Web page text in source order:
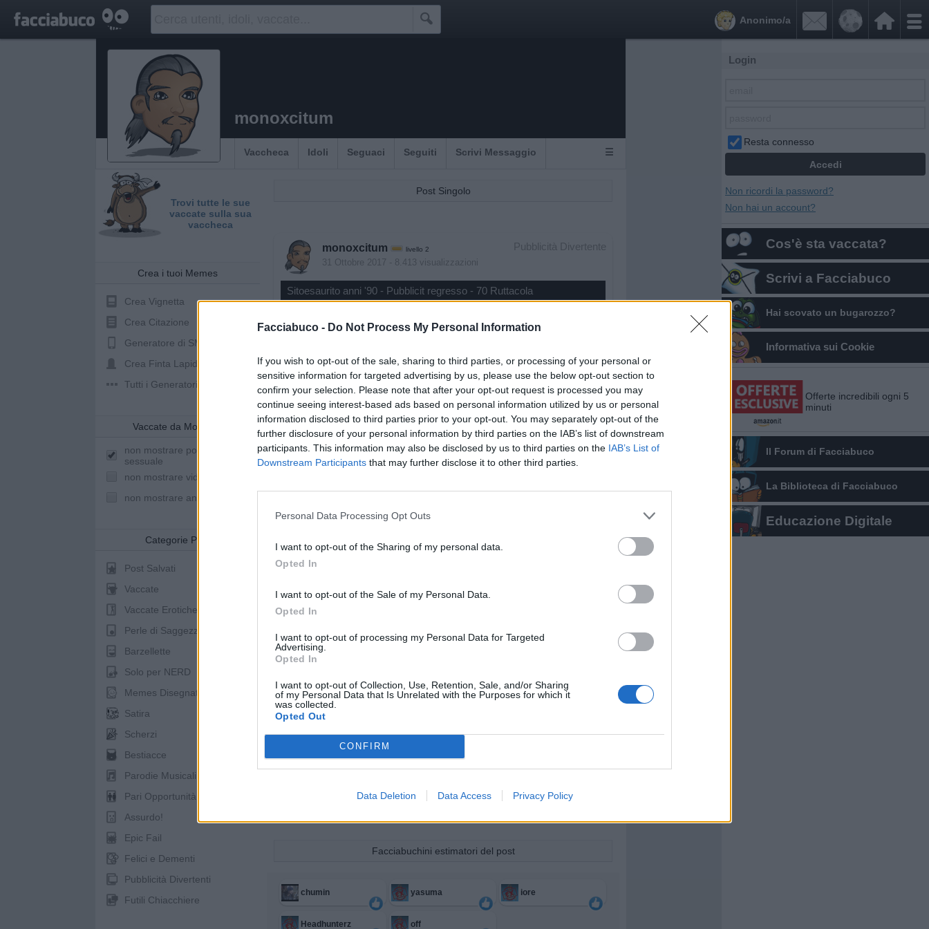
Facciabuco - Do Not Process My Personal Information
If you wish to opt-out of the sale, sharing to third parties, or processing of your personal or
sensitive information for targeted advertising by us, please use the below opt-out section to
confirm your selection. Please note that after your opt-out request is processed you may
continue seeing interest-based ads based on personal information utilized by us or personal
information disclosed to third parties prior to your opt-out. You may separately opt-out of the
further disclosure of your personal information by third parties on the IAB’s list of downstream
participants. This information may also be disclosed by us to third parties on the IAB’s List of
Downstream Participants that may further disclose it to other third parties.
Personal Data Processing Opt Outs
I want to opt-out of the Sharing of my personal data.
Opted In
I want to opt-out of the Sale of my Personal Data.
Opted In
I want to opt-out of processing my Personal Data for Targeted
Advertising.
Opted In
I want to opt-out of Collection, Use, Retention, Sale, and/or Sharing
of my Personal Data that Is Unrelated with the Purposes for which it
was collected.
Opted Out
CONFIRM
Data Deletion Data Access Privacy Policy
 

Anonimo/a
monoxcitum
Vaccheca Idoli Seguaci Seguiti Scrivi Messaggio ☰
Trovi tutte le sue
vaccate sulla sua
vaccheca
Crea i tuoi Memes
Crea Vignetta
Crea Citazione
Generatore di SMS
Crea Finta Lapide
Tutti i Generatori
Vaccate da Mostrare
non mostrare post a sfondo
sessuale
non mostrare video youtube
non mostrare animazioni
Categorie Post
Post Salvati
Vaccate
Vaccate Erotiche
Perle di Saggezza
Barzellette
Solo per NERD
Memes Disegnati
Satira
Scherzi
Bestiacce
Parodie Musicali
Pari Opportunità
Assurdo!
Epic Fail
Felici e Dementi
Pubblicità Divertenti
Futili Chiacchiere
Post Singolo
Pubblicità Divertente
monoxcitum livello 2
31 Ottobre 2017 - 8.413 visualizzazioni
Sitoesaurito anni '90 - Pubblicit regresso - 70 Ruttacola
Facciabuchini estimatori del post
chumin yasuma iore
Headhunterz off
Login
Resta connesso
Non ricordi la password?
Non hai un account?
Cos'è sta vaccata?
Scrivi a Facciabuco
Hai scovato un bugarozzo?
Informativa sui Cookie
Offerte incredibili ogni 5
minuti
Il Forum di Facciabuco
La Biblioteca di Facciabuco
Educazione Digitale